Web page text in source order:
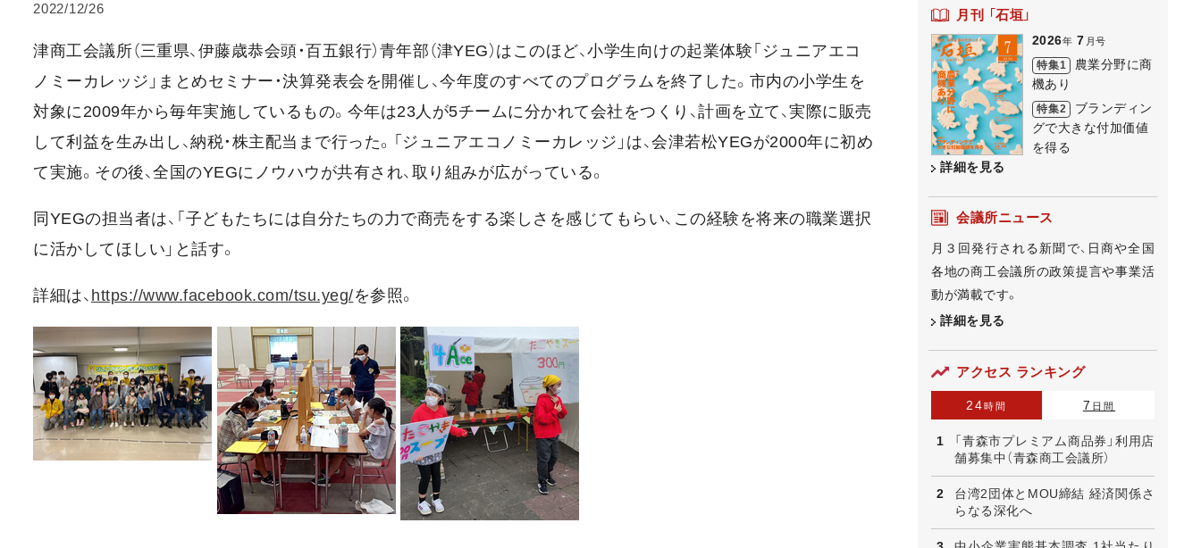
2022/12/26
津商工会議所（三重県、伊藤歳恭会頭・百五銀行）青年部（津YEG）はこのほど、小学生向けの起業体験「ジュニアエコ
ノミーカレッジ」まとめセミナー・決算発表会を開催し、今年度のすべてのプログラムを終了した。市内の小学生を
対象に2009年から毎年実施しているもの。今年は23人が5チームに分かれて会社をつくり、計画を立て、実際に販売
して利益を生み出し、納税・株主配当まで行った。「ジュニアエコノミーカレッジ」は、会津若松YEGが2000年に初め
て実施。その後、全国のYEGにノウハウが共有され、取り組みが広がっている。
同YEGの担当者は、「子どもたちには自分たちの力で商売をする楽しさを感じてもらい、この経験を将来の職業選択
に活かしてほしい」と話す。
詳細は、 https://www.facebook.com/tsu.yeg/を参照。
月刊 「石垣」
2026年 7 月号
特集1
農業分野に商
機あり
特集2
ブランディン
グで大きな付加価値
を得る
詳細を見る
会議所ニュース
月３回発行される新聞で、日商や全国
各地の商工会議所の政策提言や事業活
動が満載です。
詳細を見る
アクセス ランキング
24時間 7 日間
「青森市プレミアム商品券」利用店
舗募集中（青森商工会議所）
台湾2団体とMOU締結 経済関係さ
らなる深化へ